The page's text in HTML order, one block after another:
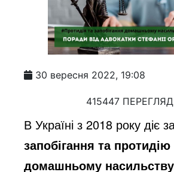
30 вересня 2022, 19:08
415447
В Україні з 2018 року діє
запобігання та протидію
домашньому